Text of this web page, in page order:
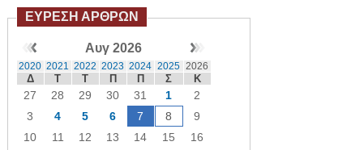
ΕΥΡΕΣΗ ΑΡΘΡΩΝ
Αυγ 2026
2020 2021 2022 2023 2024 2025 2026
Δ Τ Τ Π Π Σ Κ
27 28 29 30 31 1
2
3
4 5 6 7 8
9
10
11 12 13 14 15
16